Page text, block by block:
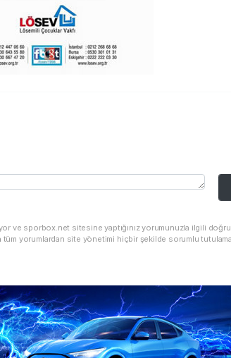
ve sporbox.net sitesine yaptığınız yorumunuzla ilgili
tüm yorumlardan site yönetimi hiçbir şekilde sorumlu